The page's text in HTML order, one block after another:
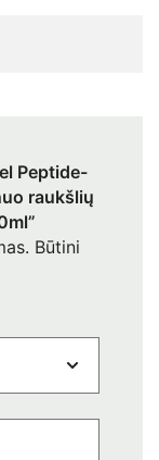
Peptide-
raukšlių
Būtini